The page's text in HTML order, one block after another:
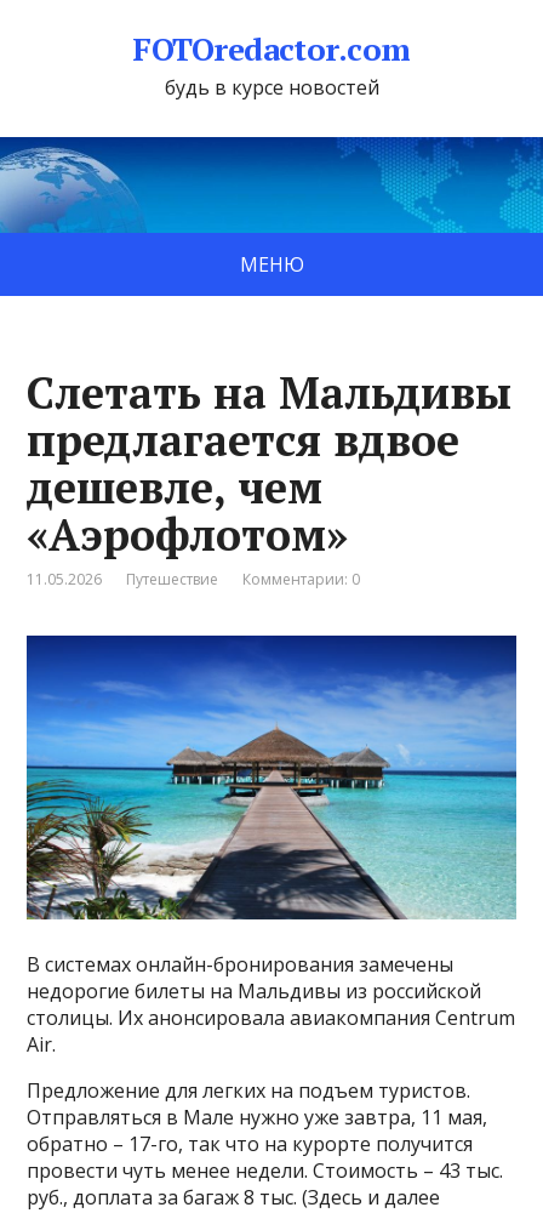
FOTOredactor.com
будь в курсе новостей
МЕНЮ
Слетать на Мальдивы
предлагается вдвое
дешевле, чем
«Аэрофлотом»
11.05.2026 Путешествие Комментарии: 0
В системах онлайн-бронирования замечены
недорогие билеты на Мальдивы из российской
столицы. Их анонсировала авиакомпания Centrum
Air.
Предложение для легких на подъем туристов.
Отправляться в Мале нужно уже завтра, 11 мая,
обратно – 17-го, так что на курорте получится
провести чуть менее недели. Стоимость – 43 тыс.
руб., доплата за багаж 8 тыс. (Здесь и далее